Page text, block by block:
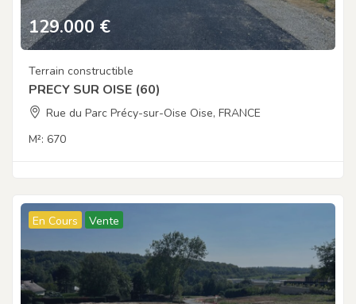
129.000 €
Terrain constructible
PRECY SUR OISE (60)
Rue du Parc Précy-sur-Oise Oise, FRANCE
M²: 670
En Cours Vente